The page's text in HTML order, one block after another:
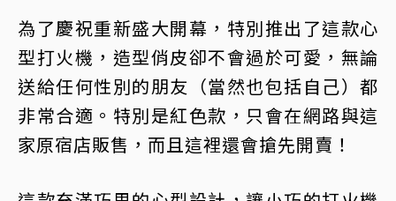
為了慶祝重新盛大開幕，特別推出了這款心
型打火機，造型俏皮卻不會過於可愛，無論
送給任何性別的朋友（當然也包括自己）都
非常合適。特別是紅色款，只會在網路與這
家原宿店販售，而且這裡還會搶先開賣！